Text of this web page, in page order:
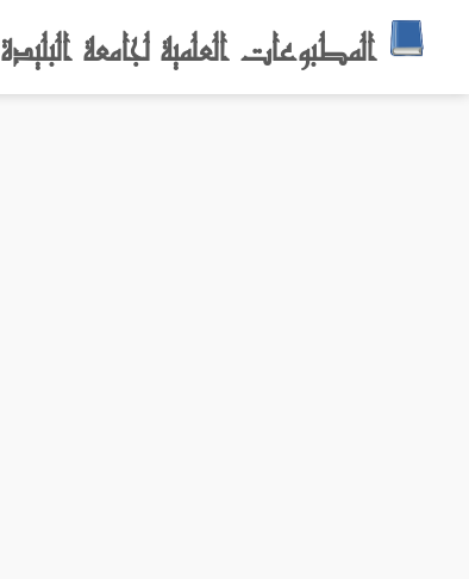
المطبوعات العلمية لجامعة البليدة 2 لونيسي علي